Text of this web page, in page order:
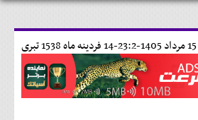
14 فردينه ماه 1538 تبری